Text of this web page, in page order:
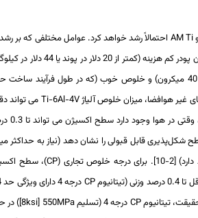
احتمالاً رشد خواهد کرد. عوامل مختلفی که بر رشد آن
تأثیر می گذارد، در دسترس بودن پودر کم هزینه (کمتر از 20 دلار در پوند یا 44 دلار در کیلوگرم)
با اندازه مناسب (کمتر از 40 میکرون) و خلوص خوب (که در طول فرآیند ساخت حفظ
هوافضا، میزان خلوص آلیاژTi-6Al-4Vمی تواند دقیق
کم‌تری داشته‌باشد. برای مثال، وقتی در هوا وجود دارد سطح اکسیژن می تواند تا 0.3 درصد
قابل قبولی را نشان دهد (نیاز به حداکثر میزان
CP )، سطح اکسیژن
CP
درجه 4 دارای ویژگی حد 0.4
CPدرجه 4 (تسلیم MPa
550 [
ksi 8]) در حالی